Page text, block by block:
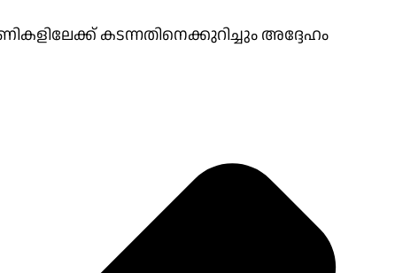
കടന്നതിനെക്കുറിച്ചും അദ്ദേഹം